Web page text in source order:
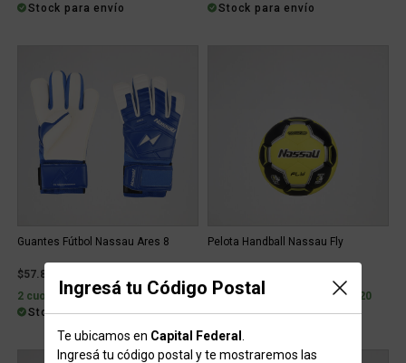
Ingresá tu Código Postal
Te ubicamos en Capital Federal
Ingresá tu código postal y te mostraremos las
Stock para envío
Stock para envío
Guantes Fútbol Nassau Ares 8
$57.849
2 cuotas sin interés de $28.924
Stock para envío
Pelota Handball Nassau Fly
2 cuotas sin interés de $41.720
Stock para envío